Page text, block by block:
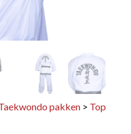
pakken > Top